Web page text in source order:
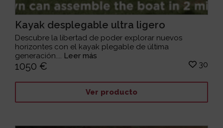
Kayak desplegable ultra ligero
Descubre la libertad de poder explorar nuevos
horizontes con el kayak plegable de última
generación.... Leer más
1050 € 30
Ver producto